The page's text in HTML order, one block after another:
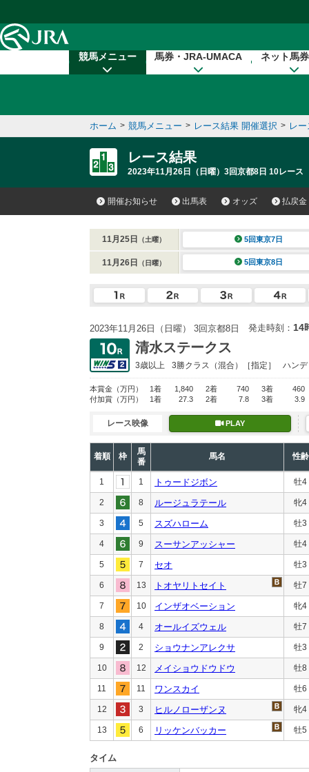
競馬メニュー 馬券・JRA-UMACA ネット馬
ホーム > 競馬メニュー > レース結果 開催選択 > レ
レース結果
2023年11月26日（日曜）3回京都8日 10レース
開催お知らせ 出馬表 オッズ 払戻金
11月25日 （土曜） 5回東京7日
11月26日 （日曜） 5回東京8日
2023年11月26日（日曜） 3回京都8日 発走時刻： 14
清水ステークス
3歳以上 3勝クラス （混合）［指定］ ハンデ
本賞金 （万円） 1着 1,840 2着 740 3着
460
付加賞 （万円） 1着 27.3 2着 7.8 3着 3.9
レース映像 PLAY
着順 枠
馬
番
馬名 性齢
1 1 トゥードジボン 牡4
2 8 ルージュラテール 牝4
3 5 スズハローム 牡3
4 9 スーサンアッシャー 牡4
5 7 セオ 牡3
6 13 トオヤリトセイト 牡7
7 10 インザオベーション 牝4
8 4 オールイズウェル 牡7
9 2 ショウナンアレクサ 牡3
10 12 メイショウドウドウ 牡8
11 11 ワンスカイ 牡6
12 3 ヒルノローザンヌ 牝4
13 6 リッケンバッカー 牡5
タイム